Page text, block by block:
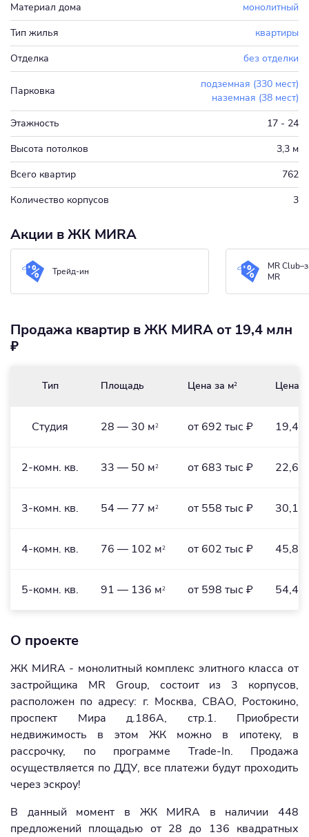
Материал дома
монолитный
Тип жилья
квартиры
Отделка
без отделки
Парковка
подземная (330 мест)
наземная (38 мест)
Этажность
17 - 24
Высота потолков
3,3 м
Всего квартир
762
Количество корпусов
3
Акции в ЖК MИRA
Трейд-ин
MR
MR
Продажа квартир в ЖК MИRA от 19,4 млн
₽
Тип Площадь Цена за м2 Цена
Студия 28 — 30 м2 от 692 тыс ₽ 19,4
2-комн. кв. 33 — 50 м2 от 683 тыс ₽ 22,6
3-комн. кв. 54 — 77 м2 от 558 тыс ₽ 30,1
4-комн. кв. 76 — 102 м2 от 602 тыс ₽ 45,8
5-комн. кв. 91 — 136 м2 от 598 тыс ₽ 54,4
О проекте
ЖК MИRA - монолитный комплекс элитного класса от
застройщика MR Group, состоит из 3 корпусов,
расположен по адресу: г. Москва, СВАО, Ростокино,
проспект Мира д.186А, стр.1. Приобрести
недвижимость в этом ЖК можно в ипотеку, в
рассрочку, по программе Trade-In. Продажа
осуществляется по ДДУ, все платежи будут проходить
через эскроу!
В данный момент в ЖК MИRA в наличии 448
предложений площадью от 28 до 136 квадратных